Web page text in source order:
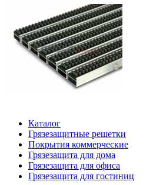
Каталог
Грязезащитные решетки
Покрытия коммерческие
Грязезащита для дома
Грязезащита для офиса
Грязезащита для гостиниц